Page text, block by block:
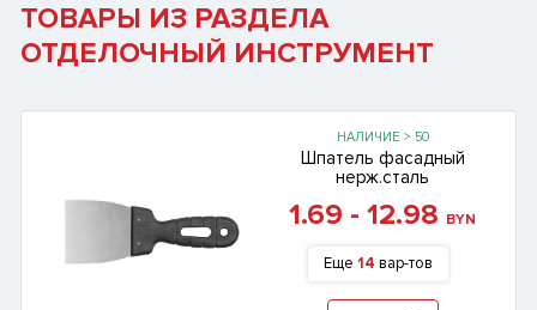
ТОВАРЫ ИЗ РАЗДЕЛА
ОТДЕЛОЧНЫЙ ИНСТРУМЕНТ
НАЛИЧИЕ > 50
Шпатель фасадный
нерж.сталь
1.69 - 12.98 BYN
Еще 14 вар-тов